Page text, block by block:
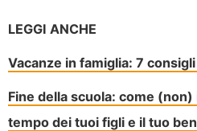
LEGGI ANCHE
Vacanze in famiglia: 7
Fine della scuola: come
tempo dei tuoi figli e il tuo